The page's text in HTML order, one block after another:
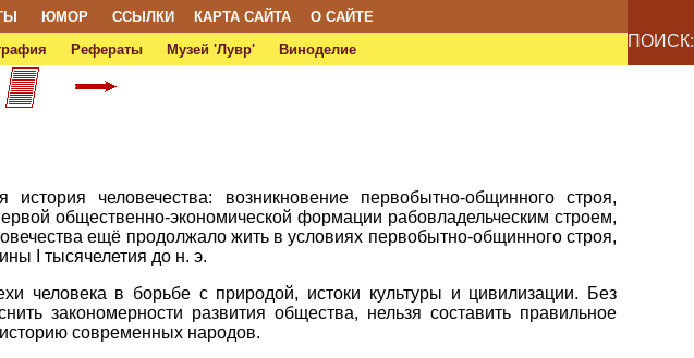
ЮМОР ССЫЛКИ КАРТА САЙТА
О САЙТЕ
Рефераты Музей 'Лувр' Виноделие ПОИСК:
человечества: возникновение первобытно-общинного строя,
общественно-экономической формации рабовладельческим строем,
ещё продолжало жить в условиях первобытно-общинного строя,
I тысячелетия до н. э.
человека в борьбе с природой, истоки культуры и цивилизации. Без
закономерности развития общества, нельзя составить правильное
историю современных народов.